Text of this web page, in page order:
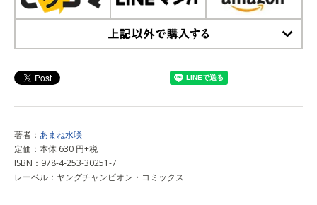
著者： あまね水咲
定価：本体 630 円+税
ISBN：978-4-253-30251-7
レーベル：ヤングチャンピオン・コミックス